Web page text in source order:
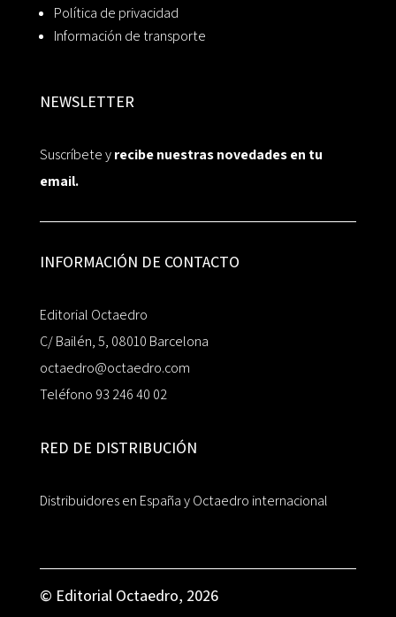
Política de privacidad
Información de transporte
NEWSLETTER
Suscríbete yrecibe nuestras novedades en tu
email.
INFORMACIÓN DE CONTACTO
Editorial Octaedro
C/ Bailén, 5, 08010 Barcelona
octaedro@octaedro.com
Teléfono 93 246 40 02
RED DE DISTRIBUCIÓN
Distribuidores en España y Octaedro internacional
© Editorial Octaedro, 2026